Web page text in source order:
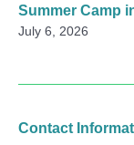
Summer Camp
July 6, 2026
Contact